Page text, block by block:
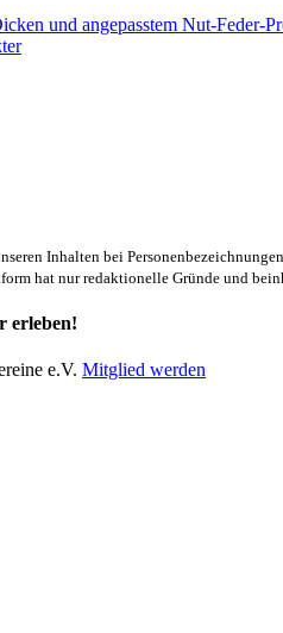
und angepasstem Nut-Feder -
Inhalten bei
hat nur redaktionelle Gründe und
erleben!
e.V. Mitglied werden